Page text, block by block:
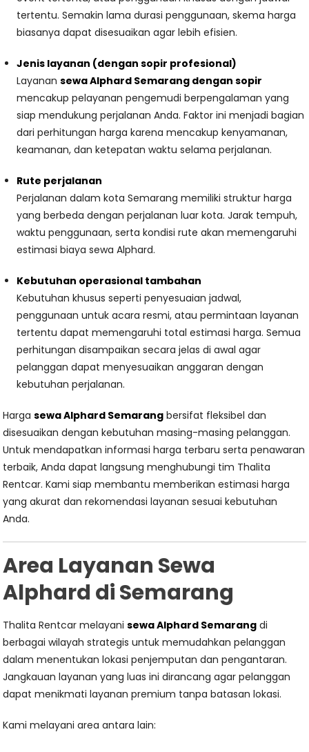
tertentu. Semakin lama durasi penggunaan, skema harga
biasanya dapat disesuaikan agar lebih efisien.
Jenis layanan (dengan sopir profesional)
Layanansewa Alphard Semarang dengan sopir
mencakup pelayanan pengemudi berpengalaman yang
siap mendukung perjalanan Anda. Faktor ini menjadi bagian
dari perhitungan harga karena mencakup kenyamanan,
keamanan, dan ketepatan waktu selama perjalanan.
Rute perjalanan
Perjalanan dalam kota Semarang memiliki struktur harga
yang berbeda dengan perjalanan luar kota. Jarak tempuh,
waktu penggunaan, serta kondisi rute akan memengaruhi
estimasi biaya sewa Alphard.
Kebutuhan operasional tambahan
Kebutuhan khusus seperti penyesuaian jadwal,
penggunaan untuk acara resmi, atau permintaan layanan
tertentu dapat memengaruhi total estimasi harga. Semua
perhitungan disampaikan secara jelas di awal agar
pelanggan dapat menyesuaikan anggaran dengan
kebutuhan perjalanan.
Hargasewa Alphard Semarang bersifat fleksibel dan
disesuaikan dengan kebutuhan masing-masing pelanggan.
Untuk mendapatkan informasi harga terbaru serta penawaran
terbaik, Anda dapat langsung menghubungi tim Thalita
Rentcar. Kami siap membantu memberikan estimasi harga
yang akurat dan rekomendasi layanan sesuai kebutuhan
Anda.
Area Layanan Sewa
Alphard di Semarang
Thalita Rentcar melayanisewa Alphard Semarang di
berbagai wilayah strategis untuk memudahkan pelanggan
dalam menentukan lokasi penjemputan dan pengantaran.
Jangkauan layanan yang luas ini dirancang agar pelanggan
dapat menikmati layanan premium tanpa batasan lokasi.
Kami melayani area antara lain: